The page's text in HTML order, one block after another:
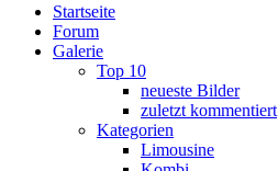
Startseite
Forum
Galerie
Top 10
neueste Bilder
zuletzt kommentiert
Kategorien
Limousine